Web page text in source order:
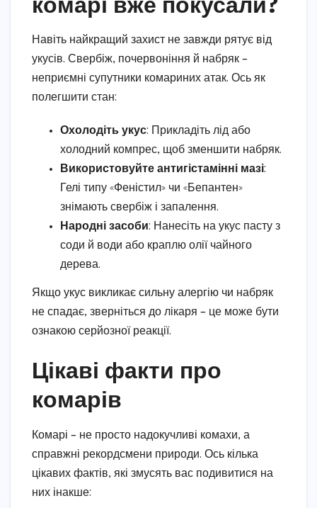
Навіть найкращий захист не завжди рятує від
укусів. Свербіж, почервоніння й набряк –
неприємні супутники комариних атак. Ось як
полегшити стан:
Охолодіть укус: Прикладіть лід або
холодний компрес, щоб зменшити набряк.
Використовуйте антигістамінні мазі:
Гелі типу «Феністил» чи «Бепантен»
знімають свербіж і запалення.
Народні засоби: Нанесіть на укус пасту з
соди й води або краплю олії чайного
дерева.
Якщо укус викликає сильну алергію чи набряк
не спадає, зверніться до лікаря – це може бути
ознакою серйозної реакції.
Цікаві факти про
комарів
Комарі – не просто надокучливі комахи, а
справжні рекордсмени природи. Ось кілька
цікавих фактів, які змусять вас подивитися на
них інакше: